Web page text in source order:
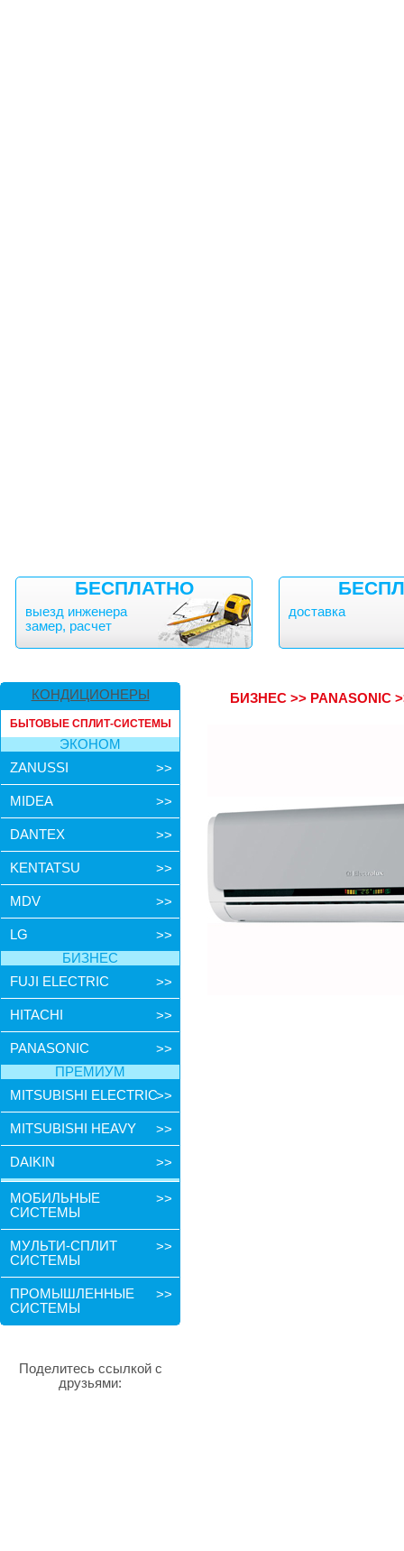
БЕСПЛАТНО
выезд инженера
замер, расчет
доставка
КОНДИЦИОНЕРЫ
БЫТОВЫЕ СПЛИТ-СИСТЕМЫ
ЭКОНОМ
ZANUSSI
>>
MIDEA >>
DANTEX >>
KENTATSU >>
MDV >>
LG
>>
БИЗНЕС
FUJI ELECTRIC
>>
HITACHI >>
PANASONIC
>>
ПРЕМИУМ
MITSUBISHI ELECTRIC>>
MITSUBISHI HEAVY >>
DAIKIN >>
МОБИЛЬНЫЕ
СИСТЕМЫ
>>
МУЛЬТИ-СПЛИТ
СИСТЕМЫ
>>
ПРОМЫШЛЕННЫЕ
СИСТЕМЫ
>>
Поделитесь ссылкой с
друзьями:
БИЗНЕС >> PANASONIC